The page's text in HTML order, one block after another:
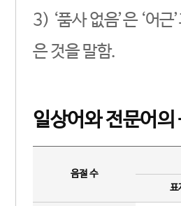
3) ‘품사 없음’은 ‘어
은 것을 말함.
일상어와 전문어의
음절 수
표